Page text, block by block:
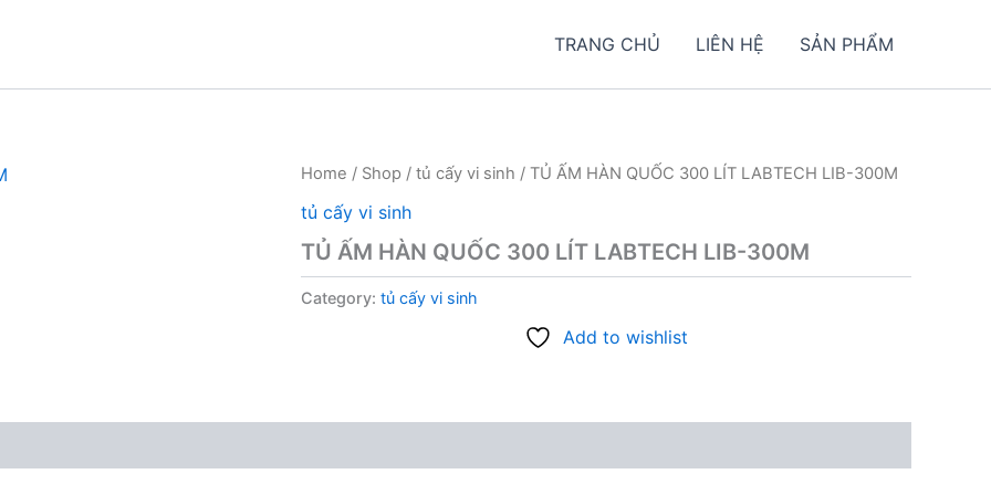
TRANG CHỦ LIÊN HỆ SẢN PHẨM
Home / Shop / tủ cấy vi sinh / TỦ ẤM HÀN QUỐC 300 LÍT LABTECH LIB-300M
tủ cấy vi sinh
TỦ ẤM HÀN QUỐC 300 LÍT LABTECH LIB-300M
Category: tủ cấy vi sinh
Add to wishlist